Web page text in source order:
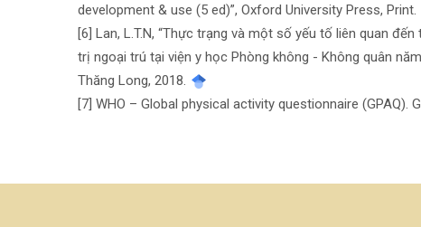
development & use (5 ed)”, Oxford University Press, Print.
[6] Lan, L.T.N, “Thực trạng và một số yếu tố liên quan
trị ngoại trú tại viện y học Phòng không - Không quân
Thăng Long, 2018.
[7] WHO – Global physical activity questionnaire (GPAQ).